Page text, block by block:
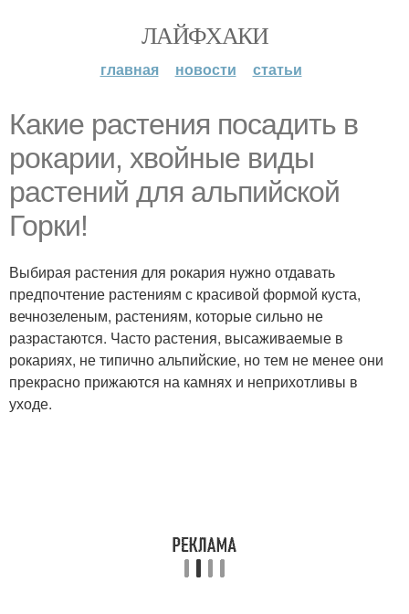
ЛАЙФХАКИ
главная новости статьи
Какие растения посадить в
рокарии, хвойные виды
растений для альпийской
Горки!
Выбирая растения для рокария нужно отдавать
предпочтение растениям с красивой формой куста,
вечнозеленым, растениям, которые сильно не
разрастаются. Часто растения, высаживаемые в
рокариях, не типично альпийские, но тем не менее они
прекрасно прижаются на камнях и неприхотливы в
уходе.